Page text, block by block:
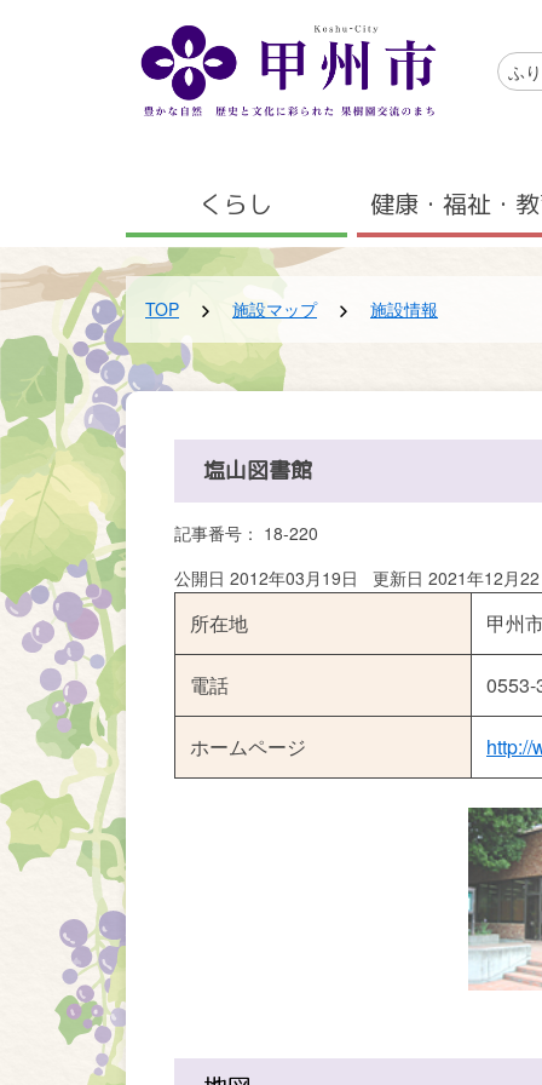
アク
ふ
くらし 健康・福祉・
TOP 施設マップ 施設情報
塩山図書館
記事番号： 18-220
公開日 2012年03月19日
更新日 2021年12月
所在地 甲州
電話 0553-
ホームページ http://